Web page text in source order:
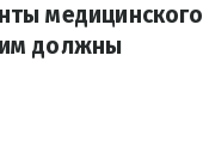
медицинского
должны